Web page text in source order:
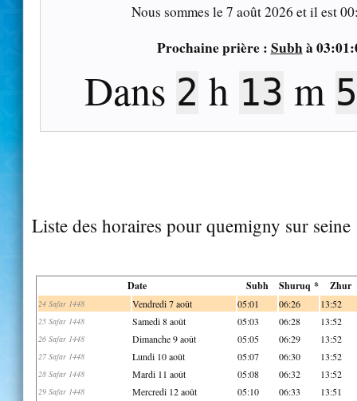
Nous sommes le7 août 2026 et il est
Prochaine prière : Subhà
Dans 2 h 13 m
Liste des horaires pour quemigny sur seine
Date Subh Shuruq * Zhur
24 Safar 1448 Vendredi 7 août 05:01 06:26 13:52
25 Safar 1448 Samedi 8 août 05:03 06:28 13:52
26 Safar 1448 Dimanche 9 août 05:05 06:29 13:52
27 Safar 1448 Lundi 10 août 05:07 06:30 13:52
28 Safar 1448 Mardi 11 août 05:08 06:32 13:52
29 Safar 1448 Mercredi 12 août 05:10 06:33 13:51